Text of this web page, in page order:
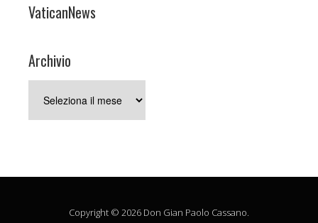
VaticanNews
Archivio
Copyright © 2026 Don Gian Paolo Cassano.